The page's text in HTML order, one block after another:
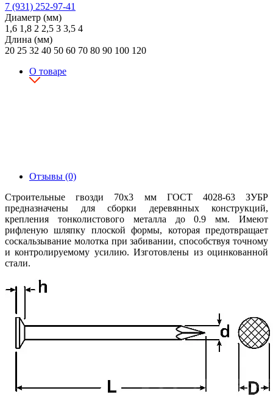
7 (931) 252-97-41
Диаметр (мм)
1,6 1,8 2 2,5 3 3,5 4
Длина (мм)
20 25 32 40 50 60 70 80 90 100 120
О товаре
Отзывы (0)
Строительные гвозди 70x3 мм ГОСТ 4028-63 ЗУБР
предназначены для сборки деревянных конструкций,
крепления тонколистового металла до 0.9 мм. Имеют
рифленую шляпку плоской формы, которая предотвращает
соскальзывание молотка при забивании, способствуя точному
и контролируемому усилию. Изготовлены из оцинкованной
стали.